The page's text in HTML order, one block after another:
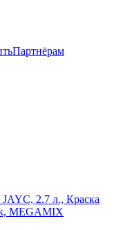
Партнёрам
JAYC, 2.7 л., Краска
MEGAMIX